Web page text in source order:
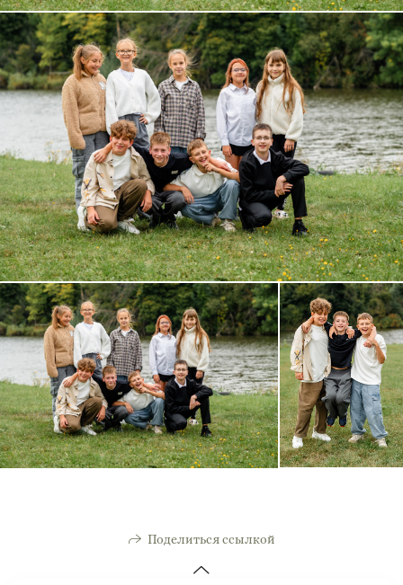
Поделиться ссылкой